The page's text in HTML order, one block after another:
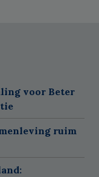
voor Beter
ruim